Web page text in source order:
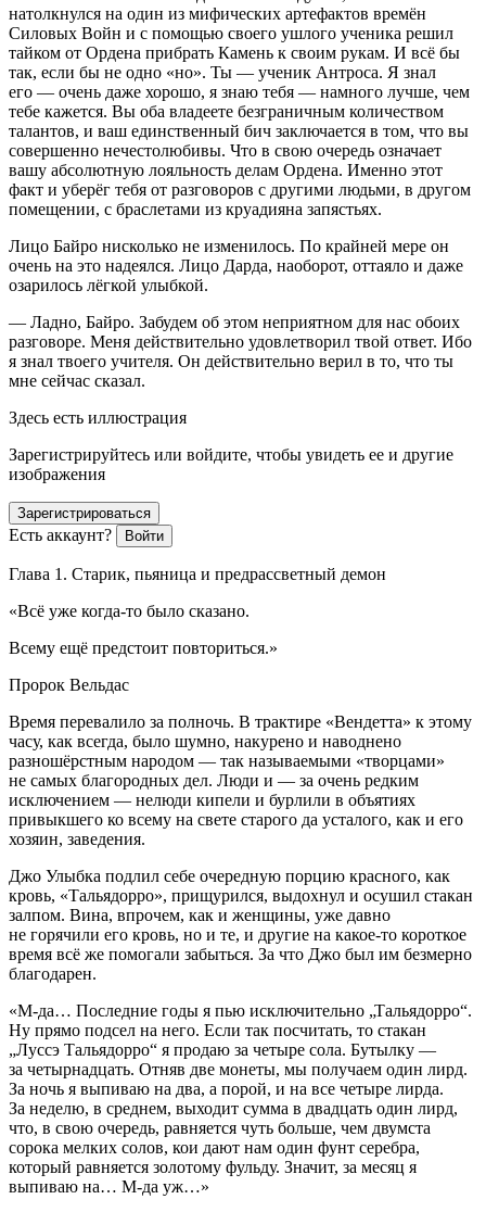
натолкнулся на один из мифических артефактов времён
Силовых Войн и с помощью своего ушлого ученика решил
тайком от Ордена прибрать Камень к своим рукам. И всё бы
так, если бы не одно «но». Ты — ученик Антроса. Я знал
его — очень даже хорошо, я знаю тебя — намного лучше, чем
тебе кажется. Вы оба владеете безграничным количеством
талантов, и ваш единственный бич заключается в том, что вы
совершенно нечестолюбивы. Что в свою очередь означает
вашу абсолютную лояльность делам Ордена. Именно этот
факт и уберёг тебя от разговоров с другими людьми, в другом
помещении, с браслетами из круадияна запястьях.
Лицо Байро нисколько не изменилось. По крайней мере он
очень на это надеялся. Лицо Дарда, наоборот, оттаяло и даже
озарилось лёгкой улыбкой.
— Ладно, Байро. Забудем об этом неприятном для нас обоих
разговоре. Меня действительно удовлетворил твой ответ. Ибо
я знал твоего учителя. Он действительно верил в то, что ты
мне сейчас сказал.
Здесь есть иллюстрация
Зарегистрируйтесь или войдите, чтобы увидеть ее и другие
изображения
Зарегистрироваться
Есть аккаунт? Войти
Глава 1. Старик, пьяница и предрассветный демон
«Всё уже когда-то было сказано.
Всему ещё предстоит повториться.»
Пророк Вельдас
Время перевалило за полночь. В трактире «Вендетта» к этому
часу, как всегда, было шумно, накурено и наводнено
разношёрстным народом — так называемыми «творцами»
не самых благородных дел. Люди и — за очень редким
исключением — нелюди кипели и бурлили в объятиях
привыкшего ко всему на свете старого да усталого, как и его
хозяин, заведения.
Джо Улыбка подлил себе очередную порцию красного, как
кровь, «Тальядорро», прищурился, выдохнул и осушил стакан
залпом. Вина, впрочем, как и женщины, уже давно
не горячили его кровь, но и те, и другие на какое-то короткое
время всё же помогали забыться. За что Джо был им безмерно
благодарен.
«М-да… Последние годы я пью исключительно „Тальядорро“.
Ну прямо подсел на него. Если так посчитать, то стакан
„Луссэ Тальядорро“ я продаю за четыре сола. Бутылку —
за четырнадцать. Отняв две монеты, мы получаем один лирд.
За ночь я выпиваю на два, а порой, и на все четыре лирда.
За неделю, в среднем, выходит сумма в двадцать один лирд,
что, в свою очередь, равняется чуть больше, чем двумста
сорока мелких солов, кои дают нам один фунт серебра,
который равняется золотому фульду. Значит, за месяц я
выпиваю на… М-да уж…»